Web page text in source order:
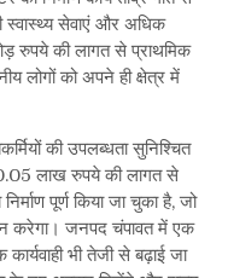
स्वास्थ्य सेवाएं और अधिक
रुपये की लागत से प्राथमिक
लोगों को अपने ही क्षेत्र में
की उपलब्धता सुनिश्चित
लाख रुपये की लागत से
पूर्ण किया जा चुका है, जो
करेगा। जनपद चंपावत में एक
भी तेजी से बढ़ाई जा